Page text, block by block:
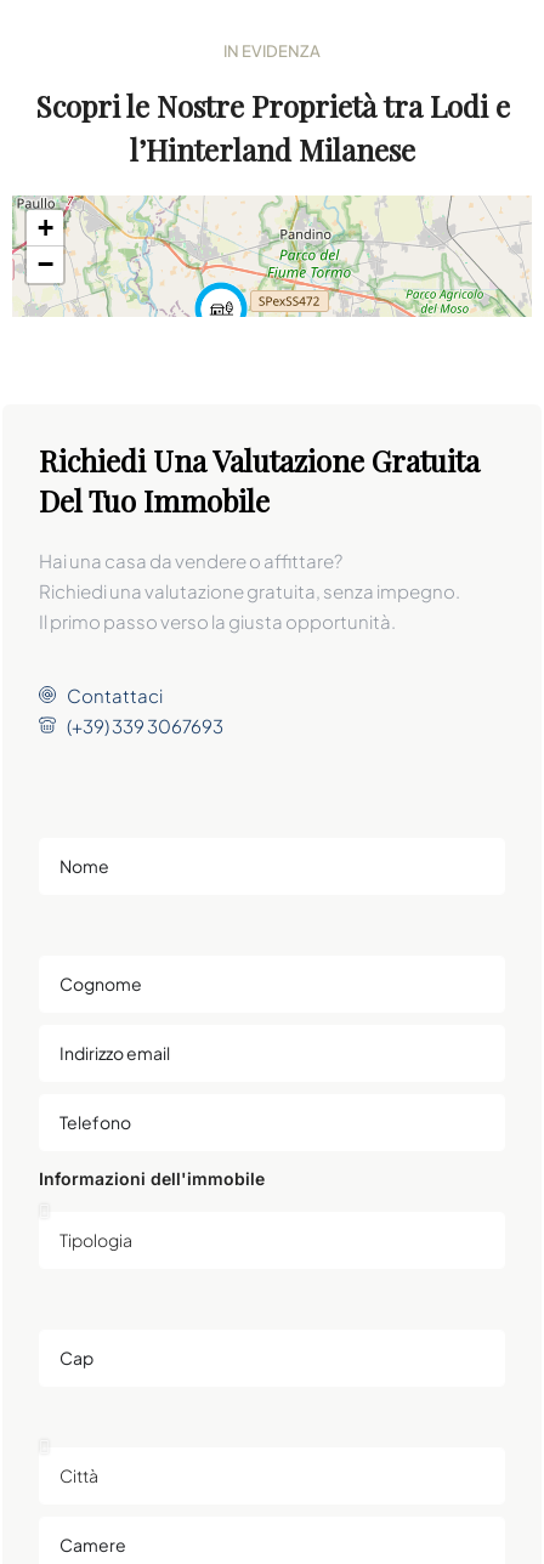
IN EVIDENZA
Scopri le Nostre Proprietà tra Lodi e
l’Hinterland Milanese
2
4
+
−
Richiedi Una Valutazione Gratuita
Del Tuo Immobile
Hai una casa da vendere o affittare?
Richiedi una valutazione gratuita, senza impegno.
Il primo passo verso la giusta opportunità.
Contattaci
(+39) 339 3067693
Informazioni dell'immobile